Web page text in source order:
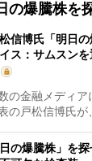
の爆騰株を
松信博氏「明日
ス：サムスン
の金融メディア
の戸松信博氏
の爆騰株」を